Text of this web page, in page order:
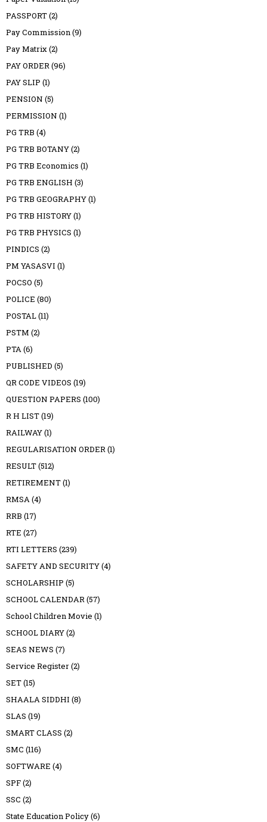
PASSPORT(2)
Pay Commission(9)
Pay Matrix(2)
PAY ORDER(96)
PAY SLIP (1)
PENSION (5)
PERMISSION (1)
PG TRB (4)
PG TRB BOTANY(2)
PG TRB Economics (1)
PG TRB ENGLISH (3)
PG TRB GEOGRAPHY(1)
PG TRB HISTORY(1)
PG TRB PHYSICS (1)
PINDICS (2)
PM YASASVI (1)
POCSO (5)
POLICE (80)
POSTAL(11)
PSTM (2)
PTA(6)
PUBLISHED (5)
QR CODE VIDEOS (19)
QUESTION PAPERS (100)
R H LIST(19)
RAILWAY(1)
REGULARISATION ORDER(1)
RESULT(512)
RETIREMENT(1)
RMSA(4)
RRB (17)
RTE (27)
RTI LETTERS (239)
SAFETY AND SECURITY(4)
SCHOLARSHIP (5)
SCHOOL CALENDAR(57)
School Children Movie (1)
SCHOOL DIARY(2)
SEAS NEWS (7)
Service Register(2)
SET(15)
SHAALA SIDDHI (8)
SLAS (19)
SMART CLASS (2)
SMC (116)
SOFTWARE (4)
SPF(2)
SSC (2)
State Education Policy(6)